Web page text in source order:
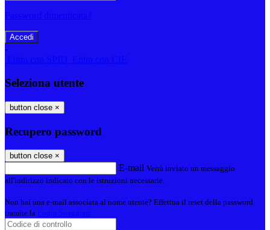
-
Seleziona utente
button close ×
Recupero password
button close ×
E-mail Verrà inviato un messaggio
all'indirizzo indicato con le istruzioni necessarie.
Non hai una e-mail associata al nome utente? Effettua il reset della password
tramite la